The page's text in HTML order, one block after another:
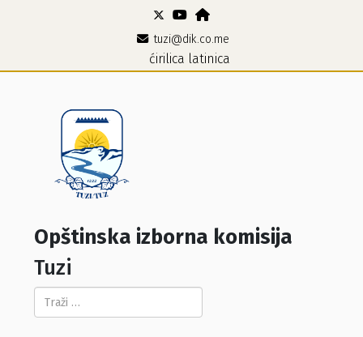
tuzi@dik.co.me
ćirilica latinica
Opštinska izborna komisija
Tuzi
Pretraga...